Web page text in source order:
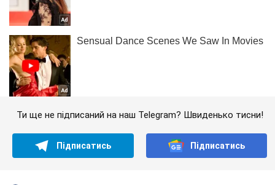
Ти ще не підписаний на наш Telegram? Швиденько тисни!
Підписатись Підписатись